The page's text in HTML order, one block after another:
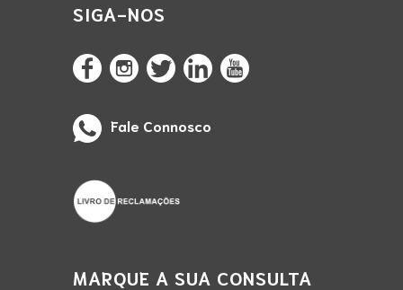
SIGA-NOS
Fale Connosco
MARQUE A SUA CONSULTA